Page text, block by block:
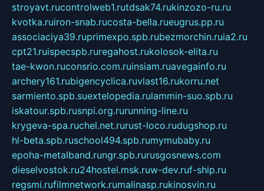
stroyavt.rucontrolweb1.rutdsak74.rukinzozo-ru.ru
kvotka.ruiron-snab.rucosta-bella.rueugrus.pp.ru
associaciya39.ruprimexpo.spb.rubezmorchin.ruia2.ru
cpt21.ruispecspb.ruregahost.rukolosok-elita.ru
tae-kwon.ruconsrio.com.ruinsiam.ruavegainfo.ru
archery161.rubigencyclica.ruvlast16.rukorru.net
sarmiento.spb.suextelopedia.rulammin-suo.spb.ru
iskatour.spb.rusnpi.org.rurunning-line.ru
krygeva-spa.ruchel.net.rurust-loco.rudugshop.ru
hl-beta.spb.ruschool494.spb.rumymubaby.ru
epoha-metalband.rungr.spb.rurusgosnews.com
dieselvostok.ru24hostel.msk.ruw-dev.ruf-ship.ru
regsmi.rufilmnetwork.rumalinasp.rukinosvin.ru